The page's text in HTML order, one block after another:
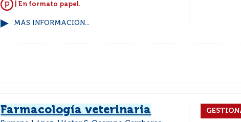
| En formato papel.
MÁS INFORMACIÓN...
Farmacología veterinaria